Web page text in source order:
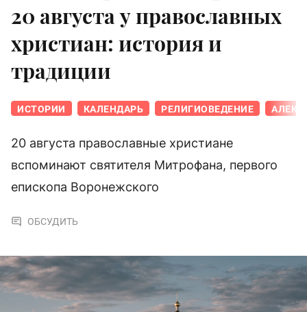
20 августа у православных
христиан: история и
традиции
ИСТОРИИ КАЛЕНДАРЬ РЕЛИГИОВЕДЕНИЕ
20 августа православные христиане
вспоминают святителя Митрофана, первого
епископа Воронежского
ОБСУДИТЬ